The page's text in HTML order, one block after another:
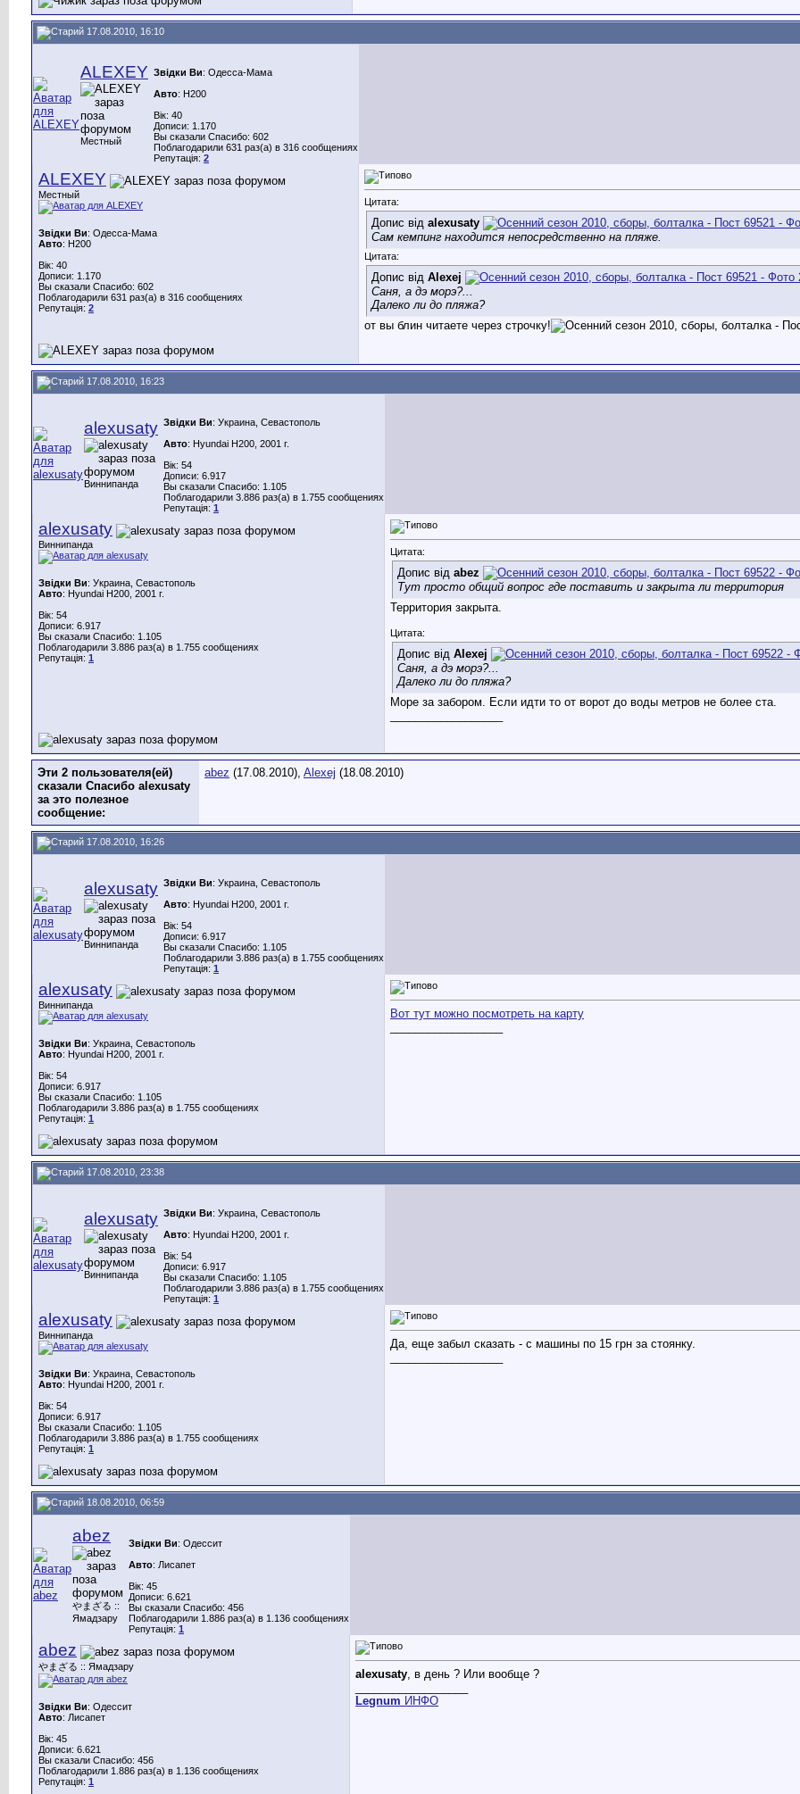
17.08.2010, 16:10
ALEXEY
Местный
Звідки Ви: Одесса-Мама
Авто: H200
Вік: 40
Дописи: 1.170
Вы сказали Спасибо: 602
Поблагодарили 631 раз(а) в 316 сообщениях
Репутація: 2
ALEXEY
Местный
Звідки Ви: Одесса-Мама
Авто: H200
Вік: 40
Дописи: 1.170
Вы сказали Спасибо: 602
Поблагодарили 631 раз(а) в 316 сообщениях
Репутація: 2
Цитата:
Допис від alexusaty
Сам кемпинг находится непосредственно на пляже.
Цитата:
Допис від Alexej
Саня, а дэ морэ?...
Далеко ли до пляжа?
от вы блин читаете через строчку!
17.08.2010, 16:23
alexusaty
Виннипанда
Звідки Ви: Украина, Севастополь
Авто: Hyundai H200, 2001 г.
Вік: 54
Дописи: 6.917
Вы сказали Спасибо: 1.105
Поблагодарили 3.886 раз(а) в 1.755 сообщениях
Репутація: 1
alexusaty
Виннипанда
Звідки Ви: Украина, Севастополь
Авто: Hyundai H200, 2001 г.
Вік: 54
Дописи: 6.917
Вы сказали Спасибо: 1.105
Поблагодарили 3.886 раз(а) в 1.755 сообщениях
Репутація: 1
Цитата:
Допис від abez
Тут просто общий вопрос где поставить и закрыта ли территория
Территория закрыта.
Цитата:
Допис від Alexej
Саня, а дэ морэ?...
Далеко ли до пляжа?
Море за забором. Если идти то от ворот до воды метров не более ста.
Эти 2 пользователя(ей)
сказали Спасибо alexusaty
за это полезное
сообщение:
abez (17.08.2010), Alexej (18.08.2010)
17.08.2010, 16:26
alexusaty
Виннипанда
Звідки Ви: Украина, Севастополь
Авто: Hyundai H200, 2001 г.
Вік: 54
Дописи: 6.917
Вы сказали Спасибо: 1.105
Поблагодарили 3.886 раз(а) в 1.755 сообщениях
Репутація: 1
alexusaty
Виннипанда
Звідки Ви: Украина, Севастополь
Авто: Hyundai H200, 2001 г.
Вік: 54
Дописи: 6.917
Вы сказали Спасибо: 1.105
Поблагодарили 3.886 раз(а) в 1.755 сообщениях
Репутація: 1
Вот тут можно посмотреть на карту
17.08.2010, 23:38
alexusaty
Виннипанда
Звідки Ви: Украина, Севастополь
Авто: Hyundai H200, 2001 г.
Вік: 54
Дописи: 6.917
Вы сказали Спасибо: 1.105
Поблагодарили 3.886 раз(а) в 1.755 сообщениях
Репутація: 1
alexusaty
Виннипанда
Звідки Ви: Украина, Севастополь
Авто: Hyundai H200, 2001 г.
Вік: 54
Дописи: 6.917
Вы сказали Спасибо: 1.105
Поблагодарили 3.886 раз(а) в 1.755 сообщениях
Репутація: 1
Да, еще забыл сказать - с машины по 15 грн за стоянку.
18.08.2010, 06:59
abez
やまざる ::
Ямадзару
Звідки Ви: Одессит
Авто: Лисапет
Вік: 45
Дописи: 6.621
Вы сказали Спасибо: 456
Поблагодарили 1.886 раз(а) в 1.136 сообщениях
Репутація: 1
abez
やまざる :: Ямадзару
Звідки Ви: Одессит
Авто: Лисапет
Вік: 45
Дописи: 6.621
Вы сказали Спасибо: 456
Поблагодарили 1.886 раз(а) в 1.136 сообщениях
Репутація: 1
alexusaty , в день ? Или вообще ?
Legnum ИНФО